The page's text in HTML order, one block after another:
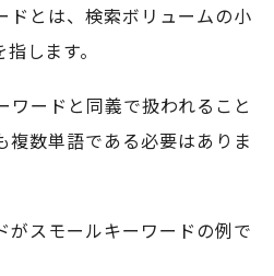
ドとは、検索ボリュームの小
します。
ードと同義で扱われること
複数単語である必要はありま
がスモールキーワードの例で